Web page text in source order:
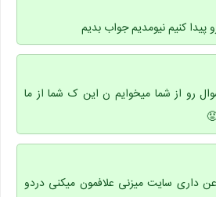
کنیم نیومدیم جواب بدیم
رو از شما میخوایم ن این ک شما از ما
داری سایت میزنی علافمون میکنی دردو